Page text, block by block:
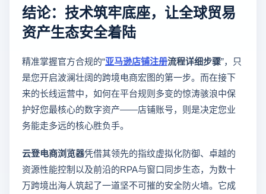
结论：技术筑牢底座，让全球贸易
资产生态安全着陆
精准掌握官方合规的“亚马逊店铺注册流程详细步骤”，只
是您开启波澜壮阔的跨境电商宏图的第一步。而在接下
来的长线运营中，如何在平台规则多变的惊涛骇浪中保
护好您最核心的数字资产——店铺账号，则是决定您业
务能走多远的核心胜负手。
云登电商浏览器凭借其领先的指纹虚拟化防御、卓越的
资源性能控制以及前沿的RPA与窗口同步生态，为数十
万跨境出海人筑起了一道坚不可摧的安全防火墙。它成